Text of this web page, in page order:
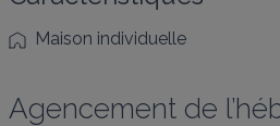
Maison individuelle
Agencement de